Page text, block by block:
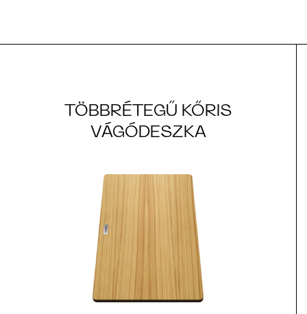
TÖBBRÉTEGŰ KŐRIS
VÁGÓDESZKA